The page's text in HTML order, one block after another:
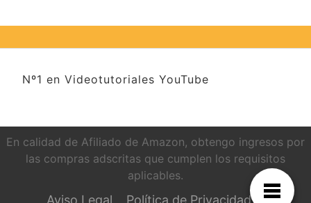
Nº1 en Videotutoriales YouTube
En calidad de Afiliado de Amazon, obtengo ingresos por
las compras adscritas que cumplen los requisitos
aplicables.
Aviso Legal Política de Privacidad